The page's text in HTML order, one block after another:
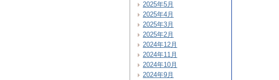
2025年5月
2025年4月
2025年3月
2025年2月
2024年12月
2024年11月
2024年10月
2024年9月